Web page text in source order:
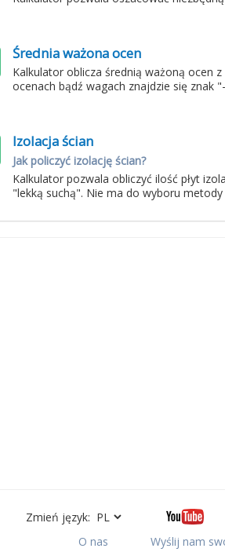
Średnia ważona ocen
Kalkulator oblicza średnią ważoną ocen
ocenach bądź wagach znajdzie się znak
Izolacja ścian
Jak policzyć izolację ścian?
Kalkulator pozwala obliczyć ilość płyt
"lekką suchą". Nie ma do wyboru
Zmień język:
O nas
Wyślij nam